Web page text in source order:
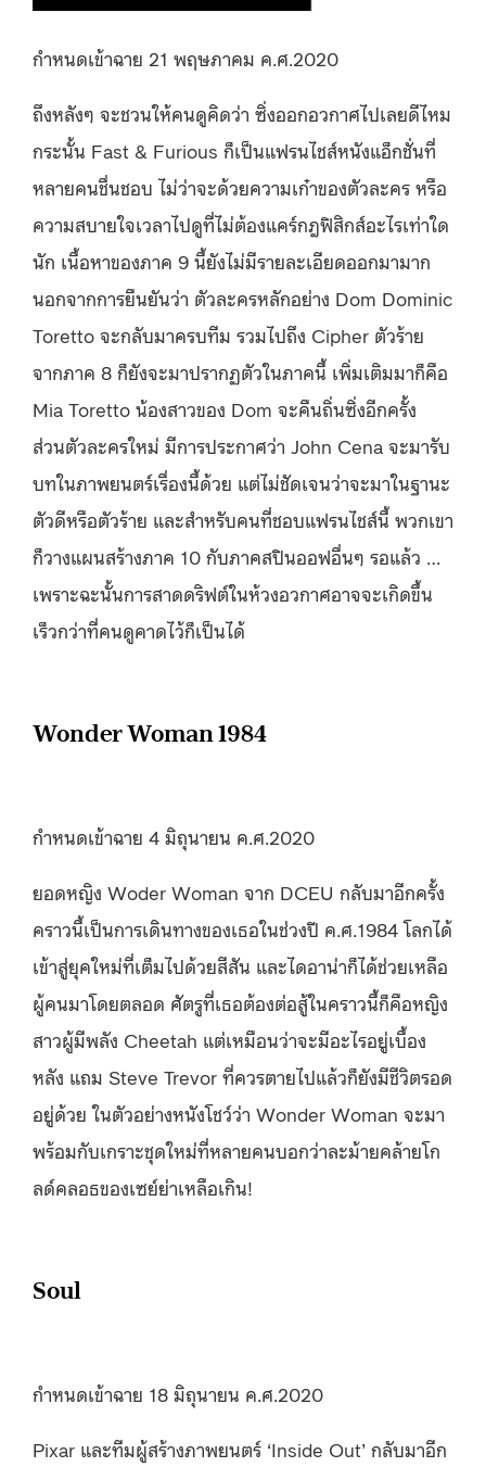
กำหนดเข้าฉาย 21 พฤษภาคม ค.ศ.2020
ถึงหลังๆ จะชวนให้คนดูคิดว่า ซิ่งออกอวกาศไปเลยดีไหม
กระนั้น Fast & Furious ก็เป็นแฟรนไชส์หนังแอ็กชั่นที่
หลายคนชื่นชอบ ไม่ว่าจะด้วยความเก๋าของตัวละคร หรือ
ความสบายใจเวลาไปดูที่ไม่ต้องแคร์กฎฟิสิกส์อะไรเท่าใด
นัก เนื้อหาของภาค 9 นี้ยังไม่มีรายละเอียดออกมามาก
นอกจากการยืนยันว่า ตัวละครหลักอย่าง Dom Dominic
Toretto จะกลับมาครบทีม รวมไปถึง Cipher ตัวร้าย
จากภาค 8 ก็ยังจะมาปรากฏตัวในภาคนี้ เพิ่มเติมมาก็คือ
Mia Toretto น้องสาวของ Dom จะคืนถิ่นซิ่งอีกครั้ง
ส่วนตัวละครใหม่ มีการประกาศว่า John Cena จะมารับ
บทในภาพยนตร์เรื่องนี้ด้วย แต่ไม่ชัดเจนว่าจะมาในฐานะ
ตัวดีหรือตัวร้าย และสำหรับคนที่ชอบแฟรนไชส์นี้ พวกเขา
ก็วางแผนสร้างภาค 10 กับภาคสปินออฟอื่นๆ รอแล้ว …
เพราะฉะนั้นการสาดดริฟต์ในห้วงอวกาศอาจจะเกิดขึ้น
เร็วกว่าที่คนดูคาดไว้ก็เป็นได้
Wonder Woman 1984
กำหนดเข้าฉาย 4 มิถุนายน ค.ศ.2020
ยอดหญิง Woder Woman จาก DCEU กลับมาอีกครั้ง
คราวนี้เป็นการเดินทางของเธอในช่วงปี ค.ศ.1984 โลกได้
เข้าสู่ยุคใหม่ที่เต็มไปด้วยสีสัน และไดอาน่าก็ได้ช่วยเหลือ
ผู้คนมาโดยตลอด ศัตรูที่เธอต้องต่อสู้ในคราวนี้ก็คือหญิง
สาวผู้มีพลัง Cheetah แต่เหมือนว่าจะมีอะไรอยู่เบื้อง
หลัง แถม Steve Trevor ที่ควรตายไปแล้วก็ยังมีชีวิตรอด
อยู่ด้วย ในตัวอย่างหนังโชว์ว่า Wonder Woman จะมา
พร้อมกับเกราะชุดใหม่ที่หลายคนบอกว่าละม้ายคล้ายโก
ลด์คลอธของเซย์ย่าเหลือเกิน!
Soul
กำหนดเข้าฉาย 18 มิถุนายน ค.ศ.2020
Pixar และทีมผู้สร้างภาพยนตร์ ‘Inside Out’ กลับมาอีก